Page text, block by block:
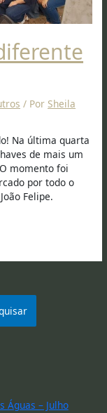
/ Por Sheila
Na última quarta
de mais um
momento foi
por todo o
Felipe.
Águas – Julho